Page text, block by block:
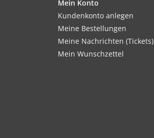
Mein Konto
Kundenkonto anlegen
Meine Bestellungen
Meine Nachrichten (Tickets)
Mein Wunschzettel